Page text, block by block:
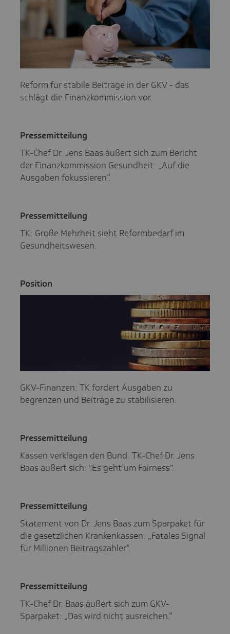
Reform für stabile Beiträge in der GKV - das
schlägt die Finanzkommission vor.
Pres­se­mit­tei­lung
TK-Chef Dr. Jens Baas äußert sich zum Bericht
der Finanzkommission Gesundheit: „Auf die
Ausgaben fokussieren“.
Pres­se­mit­tei­lung
TK: Große Mehrheit sieht Reformbedarf im
Gesundheitswesen.
Posi­tion
GKV-Finanzen: TK fordert Ausgaben zu
begrenzen und Beiträge zu stabilisieren.
Pres­se­mit­tei­lung
Kassen verklagen den Bund. TK-Chef Dr. Jens
Baas äußert sich: "Es geht um Fairness".
Pres­se­mit­tei­lung
Statement von Dr. Jens Baas zum Sparpaket für
die gesetzlichen Krankenkassen: „Fatales Signal
für Millionen Beitragszahler“.
Pres­se­mit­tei­lung
TK-Chef Dr. Baas äußert sich zum GKV-
Sparpaket: „Das wird nicht ausreichen.“